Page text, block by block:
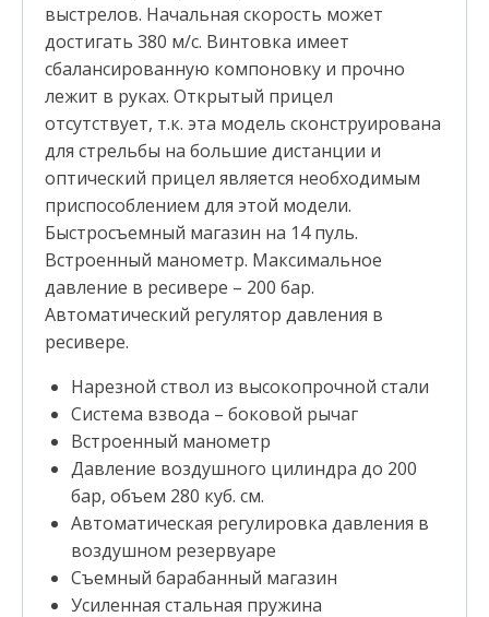
выстрелов. Начальная скорость может
достигать 380 м/с. Винтовка имеет
сбалансированную компоновкy и прочно
лежит в руках. Открытый прицел
отсутствует, т.к. эта модель сконструирована
для стрельбы на большие дистанции и
оптический прицел является необходимым
приспособлением для этой модели.
Быстросъемный магазин на 14 пуль.
Встроенный манометр. Максимальное
давление в ресивере – 200 бар.
Автоматический регулятор давления в
ресивере.
Нарезной ствол из высокопрочной стали
Система взвода – боковой рычаг
Встроенный манометр
Давление воздушного цилиндра до 200
бар, объем 280 куб. см.
Автоматическая регулировка давления в
воздушном резервуаре
Съемный барабанный магазин
Усиленная стальная пружина